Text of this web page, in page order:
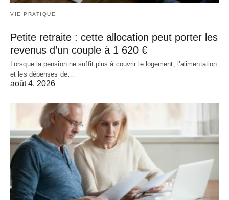
VIE PRATIQUE
Petite retraite : cette allocation peut porter les
revenus d’un couple à 1 620 €
Lorsque la pension ne suffit plus à couvrir le logement, l’alimentation
et les dépenses de…
août 4, 2026